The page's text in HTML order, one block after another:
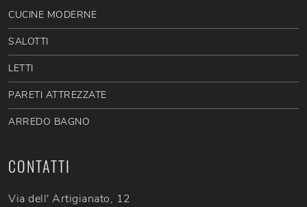
CUCINE MODERNE
SALOTTI
LETTI
PARETI ATTREZZATE
ARREDO BAGNO
CONTATTI
Via dell' Artigianato, 12